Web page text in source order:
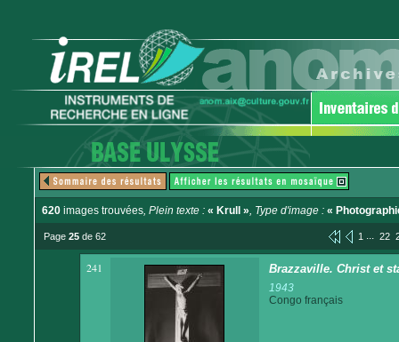
620 images trouvées, Plein texte : « Krull », Type d'image : «
Page 25 de 62 1 ... 22
241 Brazzaville. Christ et
1943
Congo français